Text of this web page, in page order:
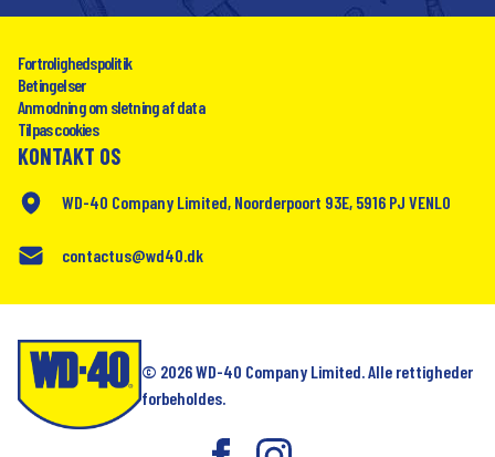
Fortrolighedspolitik
Betingelser
Anmodning om sletning af data
Tilpas cookies
KONTAKT OS
WD-40 Company Limited, Noorderpoort 93E, 5916 PJ VENLO
contactus@wd40.dk
© 2026 WD-40 Company Limited. Alle rettigheder
forbeholdes.